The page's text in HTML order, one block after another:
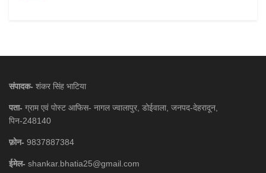
संपादक- शंकर सिंह भाटिया
पता- ग्राम एवं पोस्ट आफिस- नागल ज्वालापुर, डोईवाला, जनपद-देहरादून,
पिन-248140
फ़ोन- 9837887384
ईमेल- shankar.bhatia25@gmail.com